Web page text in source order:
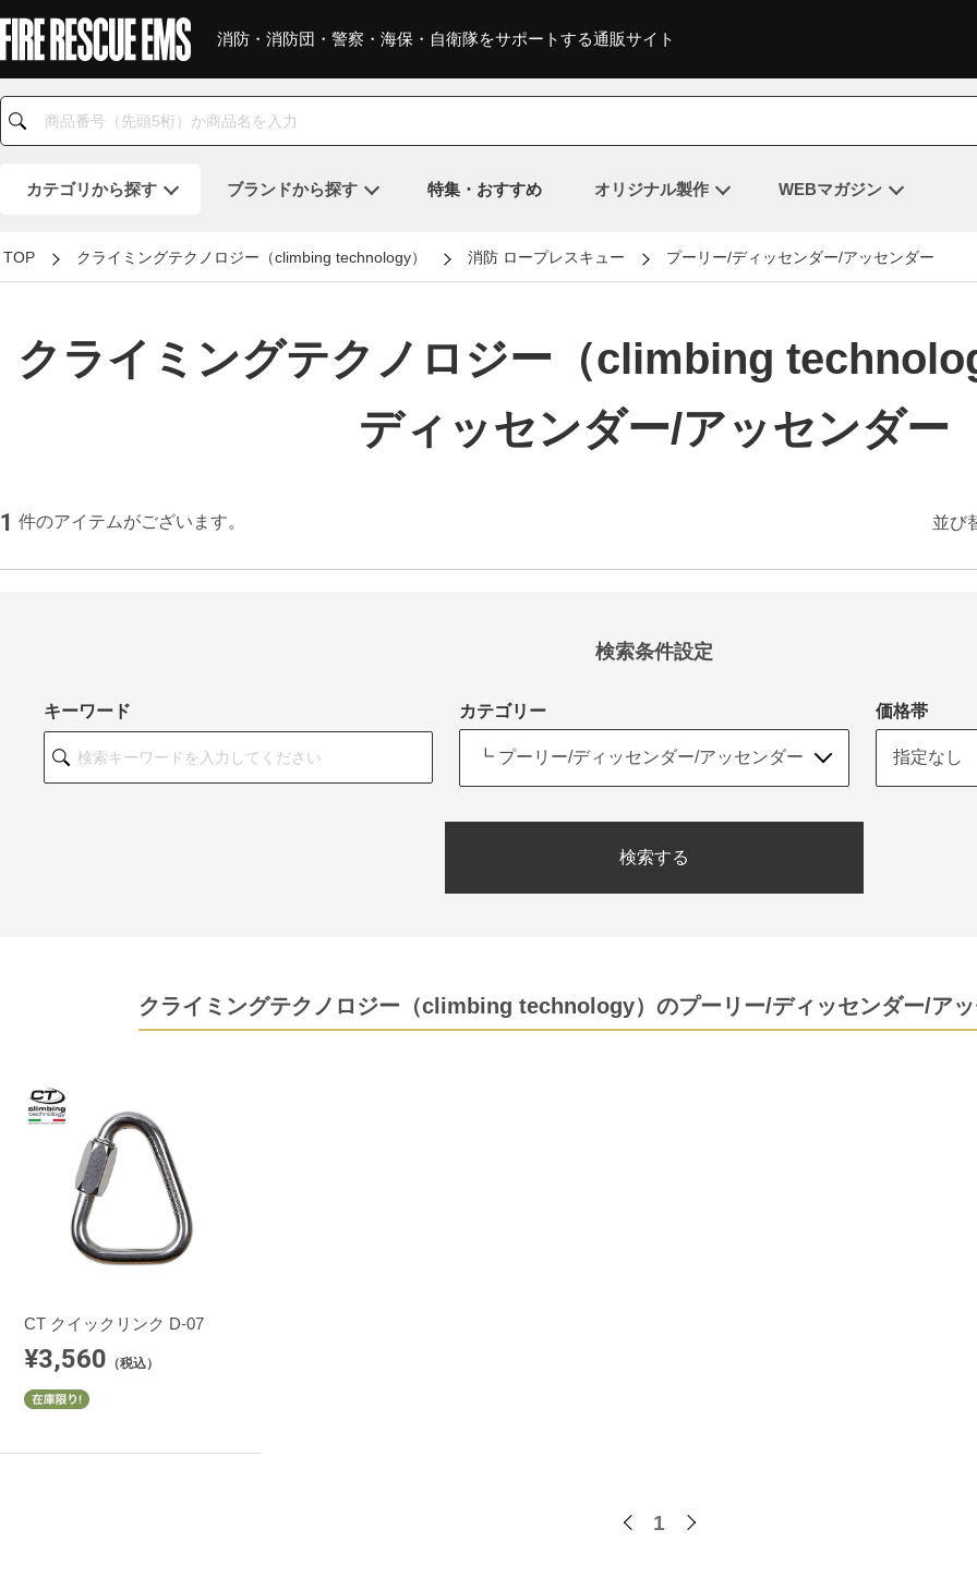
消防・消防団・警察・海保・自衛隊をサポートする通販サイト
カテゴリから探す ブランドから探す 特集・おすすめ オリジナル製作 WEBマガジン
TOP クライミングテクノロジー（climbing technology） 消防 ロープレスキュー プーリー/ディッセンダー/アッセンダー
クライミングテクノロジー（climbing
ディッセンダー/アッセンダー
1 件のアイテムがございます。 並び
検索条件設定
キーワード カテゴリー 価格帯
検索する
クライミングテクノロジー（climbing technology）のプーリー/ディッセンダー/ア
CT クイックリンク D-07
¥3,560 （税込）
1